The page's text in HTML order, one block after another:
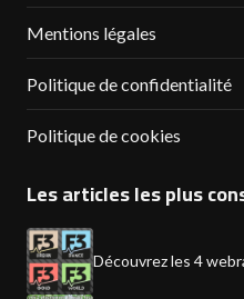
Mentions légales
Politique de confidentialité
Politique de cookies
Les articles les plus
Découvrez les 4